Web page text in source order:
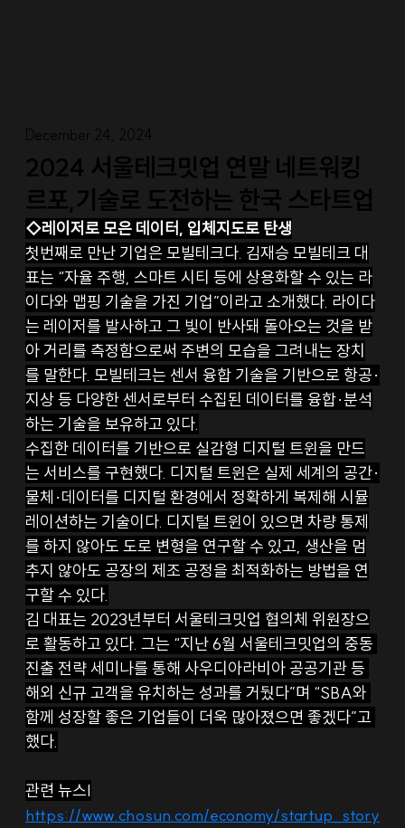
December 24, 2024
2024 서울테크밋업 연말 네트워킹
르포,기술로 도전하는 한국 스타트업
◇레이저로 모은 데이터, 입체지도로 탄생
첫번째로 만난 기업은 모빌테크다. 김재승 모빌테크 대
표는 “자율 주행, 스마트 시티 등에 상용화할 수 있는 라
이다와 맵핑 기술을 가진 기업”이라고 소개했다. 라이다
는 레이저를 발사하고 그 빛이 반사돼 돌아오는 것을 받
아 거리를 측정함으로써 주변의 모습을 그려내는 장치
를 말한다. 모빌테크는 센서 융합 기술을 기반으로 항공·
지상 등 다양한 센서로부터 수집된 데이터를 융합·분석
하는 기술을 보유하고 있다.
수집한 데이터를 기반으로 실감형 디지털 트윈을 만드
는 서비스를 구현했다. 디지털 트윈은 실제 세계의 공간·
물체·데이터를 디지털 환경에서 정확하게 복제해 시뮬
레이션하는 기술이다. 디지털 트윈이 있으면 차량 통제
를 하지 않아도 도로 변형을 연구할 수 있고, 생산을 멈
추지 않아도 공장의 제조 공정을 최적화하는 방법을 연
구할 수 있다.
김 대표는 2023년부터 서울테크밋업 협의체 위원장으
로 활동하고 있다. 그는 “지난 6월 서울테크밋업의 중동
진출 전략 세미나를 통해 사우디아라비아 공공기관 등
해외 신규 고객을 유치하는 성과를 거뒀다”며 “SBA와
함께 성장할 좋은 기업들이 더욱 많아졌으면 좋겠다”고
했다.
관련 뉴스|
https://www.chosun.com/economy/startup_story